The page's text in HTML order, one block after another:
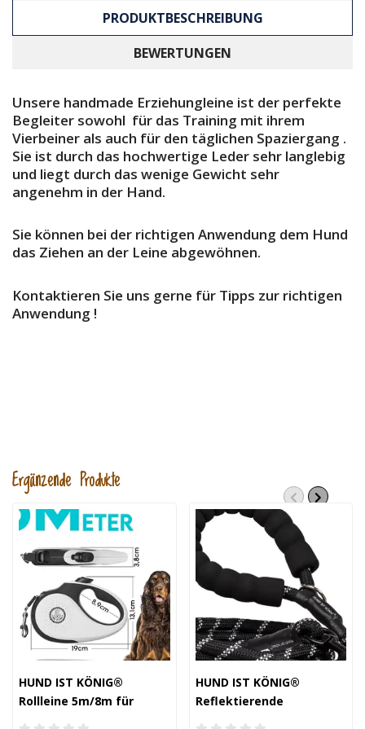
PRODUKTBESCHREIBUNG
BEWERTUNGEN
Unsere handmade Erziehungleine ist der perfekte
Begleiter sowohl für das Training mit ihrem
Vierbeiner als auch für den täglichen Spaziergang .
Sie ist durch das hochwertige Leder sehr langlebig
und liegt durch das wenige Gewicht sehr
angenehm in der Hand.
Sie können bei der richtigen Anwendung dem Hund
das Ziehen an der Leine abgewöhnen.
Kontaktieren Sie uns gerne für Tipps zur richtigen
Anwendung !
Ergänzende Produkte
HUND IST KÖNIG®
Rollleine 5m/8m für
kleine & große Hunde
HUND IST KÖNIG®
Reflektierende
Hundeleine - 1,5m (10-